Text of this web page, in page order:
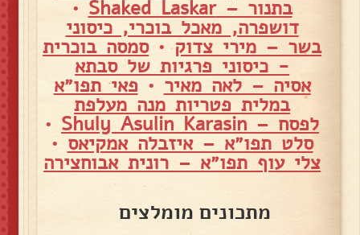
בתנור – Shaked Laskar •
דושפרה, מאכל בוכרי, כיסוני
בשר – מירי צדוק•סמסה בוכרית
- כיסוני פרגיות של סבתא
אסיה – לאה מאיר • פאי תפו״א
במלית פטריות מנה מעלפת
לפסח – Shuly Asulin Karasin •
סלט תפו״א – איזבלה אמקיאס •
צלי עוף תפו״א – רונית אבוחצירה
מתכונים מומלצים